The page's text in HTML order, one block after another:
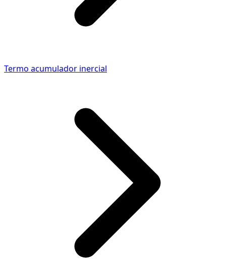
Termo acumulador inercial